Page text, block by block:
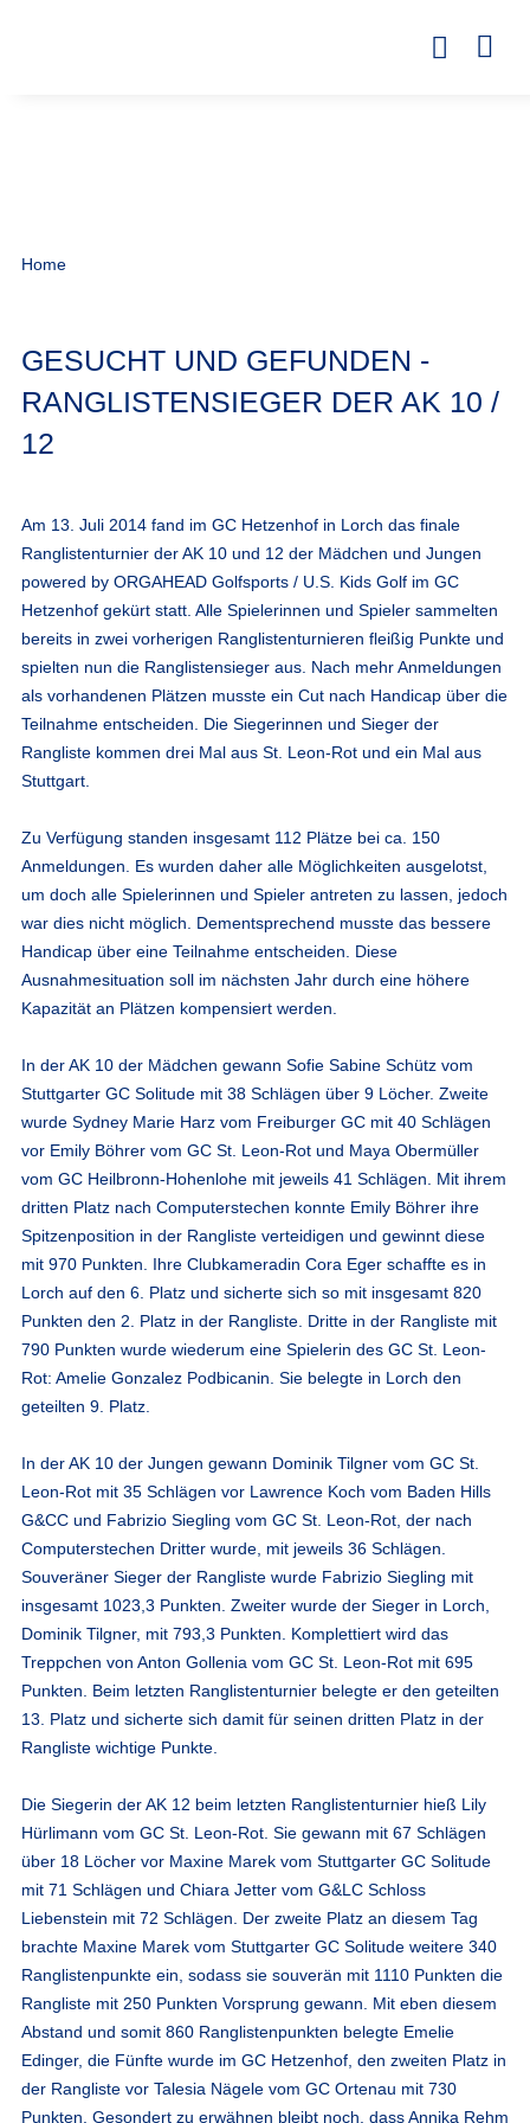
Home
GESUCHT UND GEFUNDEN -
RANGLISTENSIEGER DER AK 10 /
12
Am 13. Juli 2014 fand im GC Hetzenhof in Lorch das finale
Ranglistenturnier der AK 10 und 12 der Mädchen und Jungen
powered by ORGAHEAD Golfsports / U.S. Kids Golf im GC
Hetzenhof gekürt statt. Alle Spielerinnen und Spieler sammelten
bereits in zwei vorherigen Ranglistenturnieren fleißig Punkte und
spielten nun die Ranglistensieger aus. Nach mehr Anmeldungen
als vorhandenen Plätzen musste ein Cut nach Handicap über die
Teilnahme entscheiden. Die Siegerinnen und Sieger der
Rangliste kommen drei Mal aus St. Leon-Rot und ein Mal aus
Stuttgart.
Zu Verfügung standen insgesamt 112 Plätze bei ca. 150
Anmeldungen. Es wurden daher alle Möglichkeiten ausgelotst,
um doch alle Spielerinnen und Spieler antreten zu lassen, jedoch
war dies nicht möglich. Dementsprechend musste das bessere
Handicap über eine Teilnahme entscheiden. Diese
Ausnahmesituation soll im nächsten Jahr durch eine höhere
Kapazität an Plätzen kompensiert werden.
In der AK 10 der Mädchen gewann Sofie Sabine Schütz vom
Stuttgarter GC Solitude mit 38 Schlägen über 9 Löcher. Zweite
wurde Sydney Marie Harz vom Freiburger GC mit 40 Schlägen
vor Emily Böhrer vom GC St. Leon-Rot und Maya Obermüller
vom GC Heilbronn-Hohenlohe mit jeweils 41 Schlägen. Mit ihrem
dritten Platz nach Computerstechen konnte Emily Böhrer ihre
Spitzenposition in der Rangliste verteidigen und gewinnt diese
mit 970 Punkten. Ihre Clubkameradin Cora Eger schaffte es in
Lorch auf den 6. Platz und sicherte sich so mit insgesamt 820
Punkten den 2. Platz in der Rangliste. Dritte in der Rangliste mit
790 Punkten wurde wiederum eine Spielerin des GC St. Leon-
Rot: Amelie Gonzalez Podbicanin. Sie belegte in Lorch den
geteilten 9. Platz.
In der AK 10 der Jungen gewann Dominik Tilgner vom GC St.
Leon-Rot mit 35 Schlägen vor Lawrence Koch vom Baden Hills
G&CC und Fabrizio Siegling vom GC St. Leon-Rot, der nach
Computerstechen Dritter wurde, mit jeweils 36 Schlägen.
Souveräner Sieger der Rangliste wurde Fabrizio Siegling mit
insgesamt 1023,3 Punkten. Zweiter wurde der Sieger in Lorch,
Dominik Tilgner, mit 793,3 Punkten. Komplettiert wird das
Treppchen von Anton Gollenia vom GC St. Leon-Rot mit 695
Punkten. Beim letzten Ranglistenturnier belegte er den geteilten
13. Platz und sicherte sich damit für seinen dritten Platz in der
Rangliste wichtige Punkte.
Die Siegerin der AK 12 beim letzten Ranglistenturnier hieß Lily
Hürlimann vom GC St. Leon-Rot. Sie gewann mit 67 Schlägen
über 18 Löcher vor Maxine Marek vom Stuttgarter GC Solitude
mit 71 Schlägen und Chiara Jetter vom G&LC Schloss
Liebenstein mit 72 Schlägen. Der zweite Platz an diesem Tag
brachte Maxine Marek vom Stuttgarter GC Solitude weitere 340
Ranglistenpunkte ein, sodass sie souverän mit 1110 Punkten die
Rangliste mit 250 Punkten Vorsprung gewann. Mit eben diesem
Abstand und somit 860 Ranglistenpunkten belegte Emelie
Edinger, die Fünfte wurde im GC Hetzenhof, den zweiten Platz in
der Rangliste vor Talesia Nägele vom GC Ortenau mit 730
Punkten. Gesondert zu erwähnen bleibt noch, dass Annika Rehm